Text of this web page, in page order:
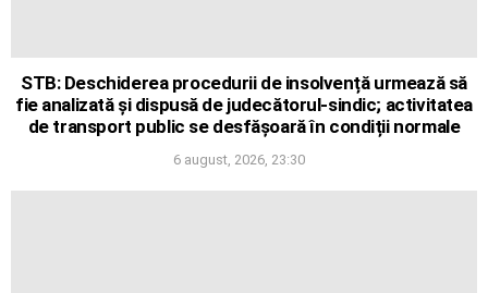
STB: Deschiderea procedurii de insolvență urmează să
fie analizată și dispusă de judecătorul-sindic; activitatea
de transport public se desfășoară în condiții normale
6 august, 2026, 23:30